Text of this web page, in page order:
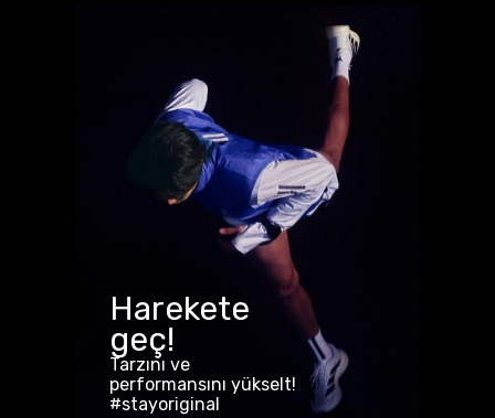
Harekete
geç!
Tarzını ve
performansını yükselt!
#stayoriginal